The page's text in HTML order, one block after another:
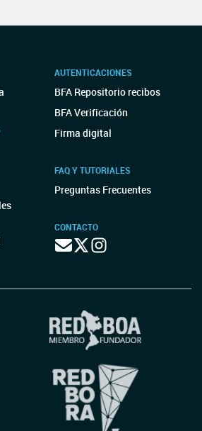
AUTENTICACIONES
BFA Repositorio recibos
BFA Verificación
Firma digital
FAQ Y TUTORIALES
Preguntas Frecuentes
CONTACTO